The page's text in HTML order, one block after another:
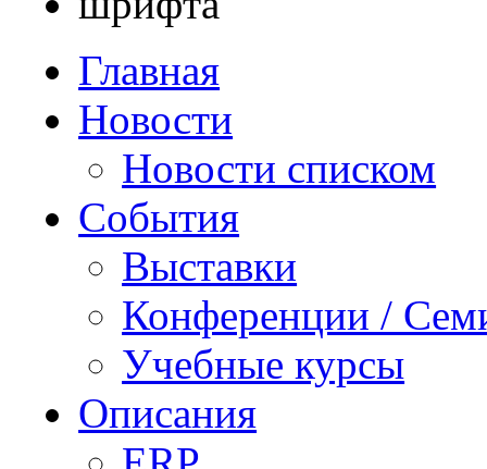
Главная
Новости
Новости списком
События
Выставки
Конференции /
Учебные курсы
Описания